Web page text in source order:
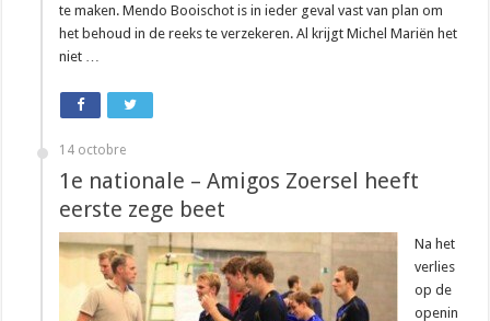
te maken. Mendo Booischot is in ieder geval vast van plan om
het behoud in de reeks te verzekeren. Al krijgt Michel Mariën het
niet …
14 octobre
1e nationale – Amigos Zoersel heeft
eerste zege beet
Na het
verlies
op de
openin